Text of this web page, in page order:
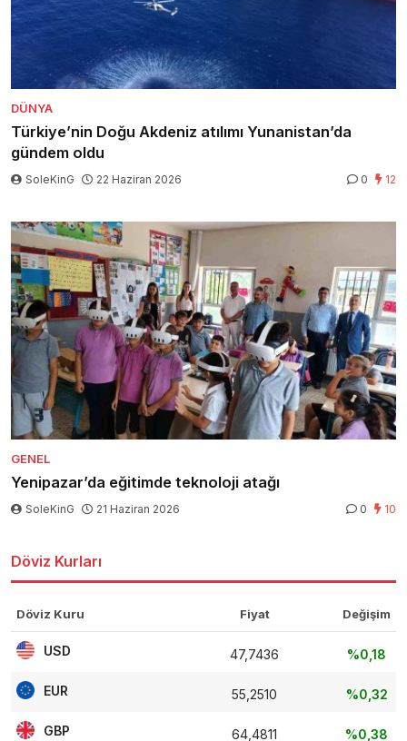
DÜNYA
Türkiye’nin Doğu Akdeniz atılımı Yunanistan’da
gündem oldu
SoleKinG 22 Haziran 2026 0 12
GENEL
Yenipazar’da eğitimde teknoloji atağı
SoleKinG 21 Haziran 2026 0 10
Döviz Kurları
Döviz Kuru Fiyat Değişim
USD 47,7436 %0,18
EUR 55,2510 %0,32
GBP 64,4811 %0,38